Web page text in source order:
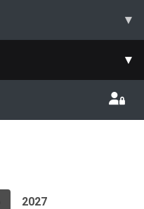
▾
▾
2027